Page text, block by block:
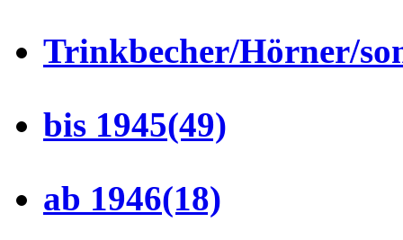
Trinkbecher/Hörner/
bis 1945(49)
ab 1946(18)